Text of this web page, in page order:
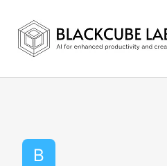
Jobs in Generative AI,
B